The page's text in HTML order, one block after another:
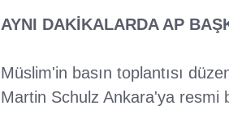
AYNI DAKİKALARDA AP
Müslim'in basın toplantısı
Martin Schulz Ankara'ya resmi